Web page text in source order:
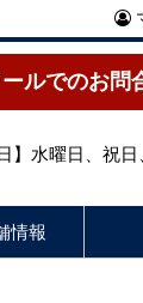
ルでのお問
】水曜日、祝日
情報